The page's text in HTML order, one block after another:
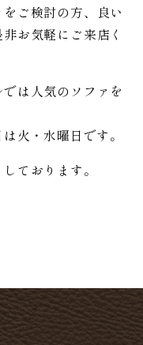
ご検討の方、良い
お気軽にご来店く
は人気のソファを
火・水曜日です。
ております。